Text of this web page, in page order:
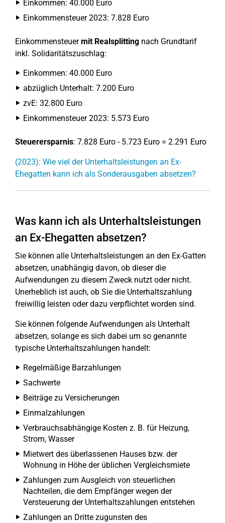
Einkommen: 40.000 Euro
Einkommensteuer 2023: 7.828 Euro
Einkommensteuermit Realsplitting nach Grundtarif
inkl. Solidaritätszuschlag:
Einkommen: 40.000 Euro
abzüglich Unterhalt: 7.200 Euro
zvE: 32.800 Euro
Einkommensteuer 2023: 5.573 Euro
Steuerersparnis: 7.828 Euro - 5.723 Euro = 2.291 Euro
(2023): Wie viel der Unterhaltsleistungen an Ex-
Ehegatten kann ich als Sonderausgaben absetzen?
Was kann ich als Unterhaltsleistungen
an Ex-Ehegatten absetzen?
Sie können alle Unterhaltsleistungen an den Ex-Gatten
absetzen, unabhängig davon, ob dieser die
Aufwendungen zu diesem Zweck nutzt oder nicht.
Unerheblich ist auch, ob Sie die Unterhaltszahlung
freiwillig leisten oder dazu verpflichtet worden sind.
Sie können folgende Aufwendungen als Unterhalt
absetzen, solange es sich dabei um so genannte
typische Unterhaltszahlungen handelt:
Regelmäßige Barzahlungen
Sachwerte
Beiträge zu Versicherungen
Einmalzahlungen
Verbrauchsabhängige Kosten z. B. für Heizung,
Strom, Wasser
Mietwert des überlassenen Hauses bzw. der
Wohnung in Höhe der üblichen Vergleichsmiete
Zahlungen zum Ausgleich von steuerlichen
Nachteilen, die dem Empfänger wegen der
Versteuerung der Unterhaltszahlungen entstehen
Zahlungen an Dritte zugunsten des